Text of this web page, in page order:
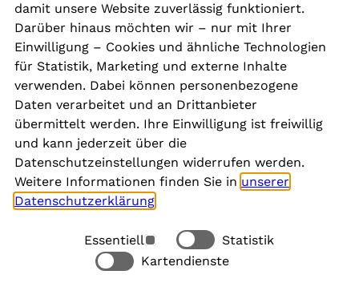
Kontakt
Presse
Aktuelles
Karriere
Newsletter
Social Media
Rechtliches
damit unsere Website zuverlässig funktioniert.
Darüber hinaus möchten wir – nur mit Ihrer
Einwilligung – Cookies und ähnliche Technologien
für Statistik, Marketing und externe Inhalte
verwenden. Dabei können personenbezogene
Daten verarbeitet und an Drittanbieter
übermittelt werden. Ihre Einwilligung ist freiwillig
und kann jederzeit über die
Datenschutzeinstellungen widerrufen werden.
Weitere Informationen finden Sie in unserer
Datenschutzerklärung
Essentiell
Statistik
Kartendienste